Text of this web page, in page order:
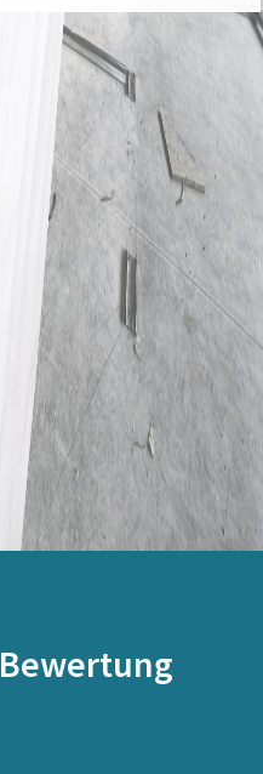
Bewertung